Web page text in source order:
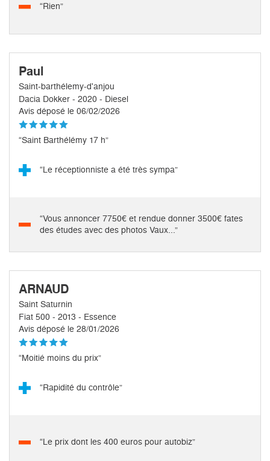
“Rien”
Paul
Saint-barthélemy-d'anjou
Dacia Dokker - 2020 - Diesel
Avis déposé le 06/02/2026
“Saint Barthélémy 17 h”
“Le réceptionniste a été très sympa”
“Vous annoncer 7750€ et rendue donner 3500€ fates
des études avec des photos Vaux...”
ARNAUD
Saint Saturnin
Fiat 500 - 2013 - Essence
Avis déposé le 28/01/2026
“Moitié moins du prix”
“Rapidité du contrôle”
“Le prix dont les 400 euros pour autobiz”